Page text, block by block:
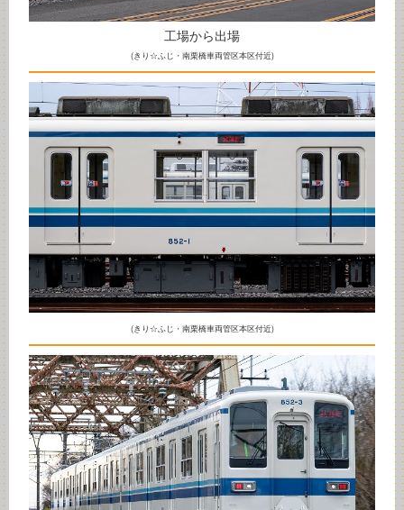
工場から出場
(きり☆ふじ・南栗橋車両管区本区付近)
(きり☆ふじ・南栗橋車両管区本区付近)